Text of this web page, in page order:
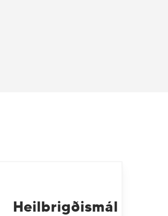
Heilbrigðismál